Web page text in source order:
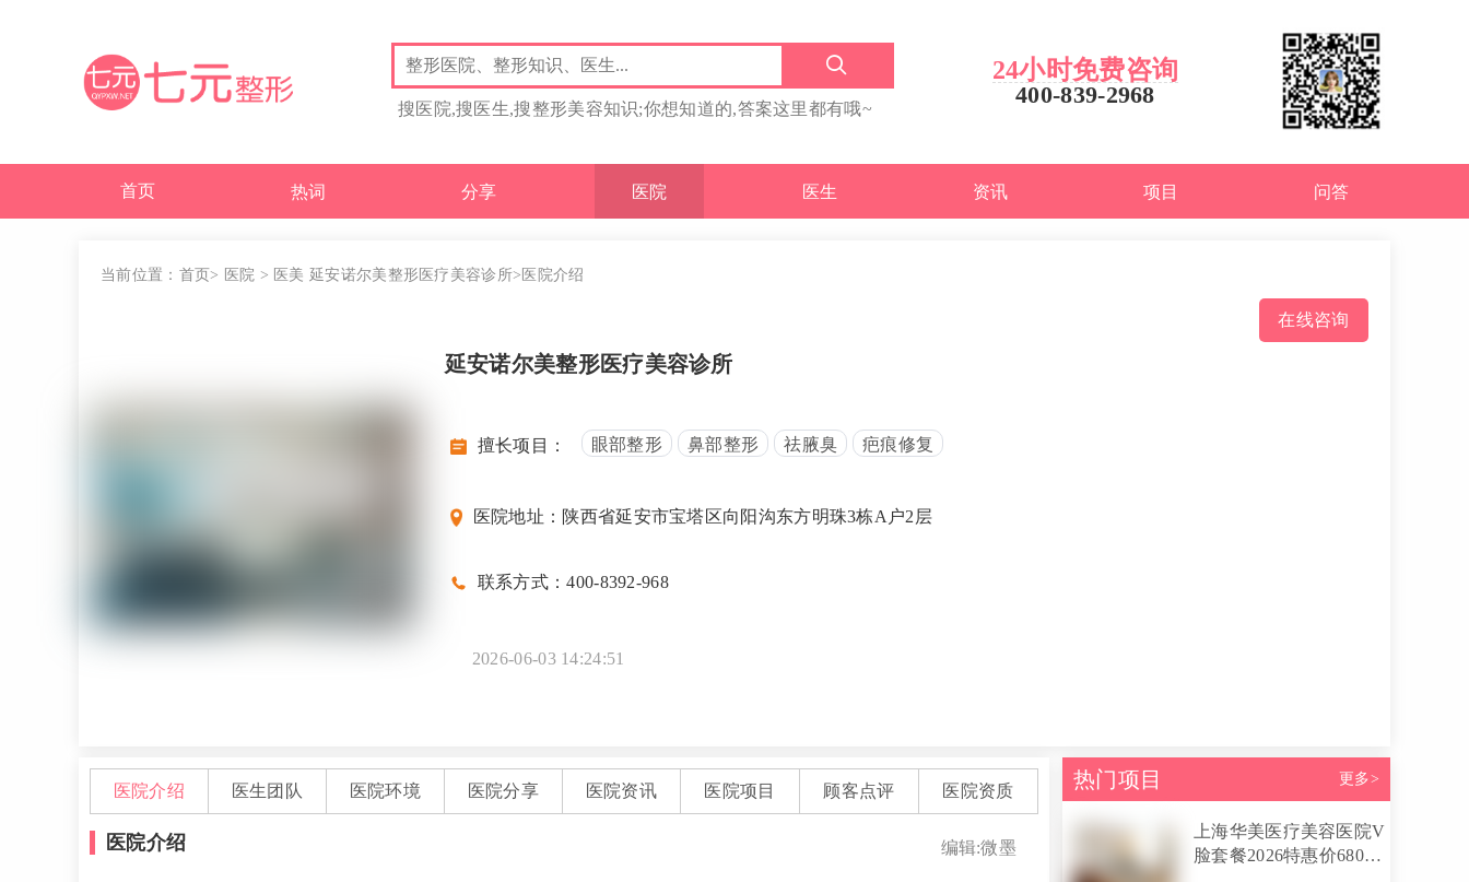
搜医院,搜医生,搜整形美容知识;你想知道的,答案这里都有哦~
24小时免费咨询
400-839-2968
首页 热词 分享 医院 医生 资讯 项目 问答
当前位置： 首页> 医院 > 医美 延安诺尔美整形医疗美容诊所>医院介绍
延安诺尔美整形医疗美容诊所
擅长项目： 眼部整形 鼻部整形 祛腋臭 疤痕修复
医院地址：陕西省延安市宝塔区向阳沟东方明珠3栋A户2层
联系方式：400-8392-968
2026-06-03 14:24:51
在线咨询
医院介绍 医生团队 医院环境 医院分享 医院资讯 医院项目 顾客点评 医院资质
医院介绍 编辑:微墨
热门项目 更多>
上海华美医疗美容医院V
脸套餐2026特惠价6800